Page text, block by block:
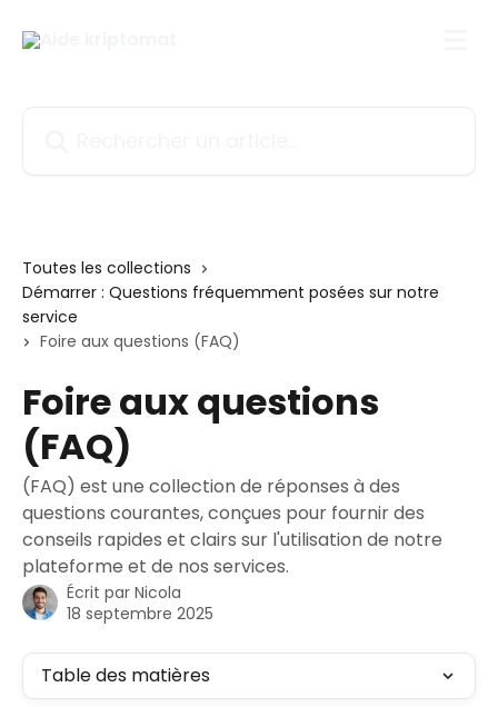
Toutes les collections
Démarrer : Questions fréquemment posées sur notre
service
Foire aux questions (FAQ)
Foire aux questions
(FAQ)
(FAQ) est une collection de réponses à des
questions courantes, conçues pour fournir des
conseils rapides et clairs sur l'utilisation de notre
plateforme et de nos services.
Écrit par Nicola
18 septembre 2025
Table des matières